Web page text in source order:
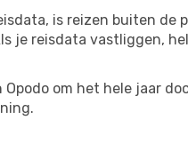
is reizen buiten de
je reisdata vastliggen,
om het hele jaar